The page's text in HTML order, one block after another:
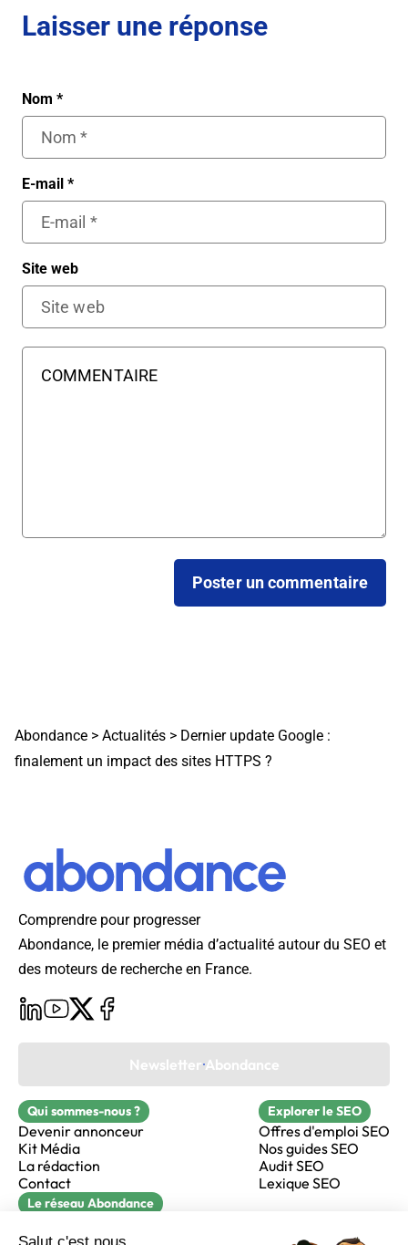
Laisser une réponse
Nom *
E-mail *
Site web
Abondance > Actualités > Dernier update Google :
finalement un impact des sites HTTPS ?
Comprendre pour progresser
Abondance, le premier média d’actualité autour du SEO et
des moteurs de recherche en France.
Newsletter Abondance
Qui sommes-nous ?
Devenir annonceur
Kit Média
La rédaction
Contact
Explorer le SEO
Offres d'emploi SEO
Nos guides SEO
Audit SEO
Lexique SEO
Le réseau Abondance
Réacteur